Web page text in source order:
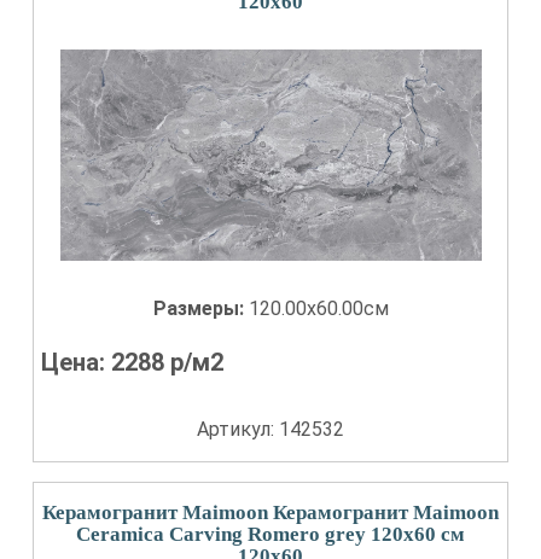
Размеры: 120.00x60.00см
Цена: 2288 р/м2
Артикул: 142532
Керамогранит Maimoon Керамогранит Maimoon
Ceramica Carving Romero grey 120х60 см